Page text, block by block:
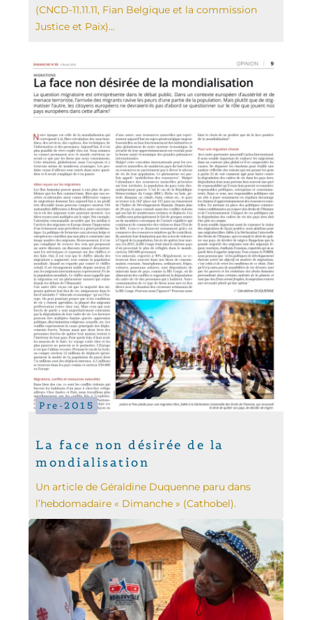
(CNCD-11.11.11, Fian Belgique et la commission
Justice et Paix)...
Pre-2015
La face non désirée de la
mondialisation
Un article de Géraldine Duquenne paru dans
l’hebdomadaire « Dimanche » (Cathobel).